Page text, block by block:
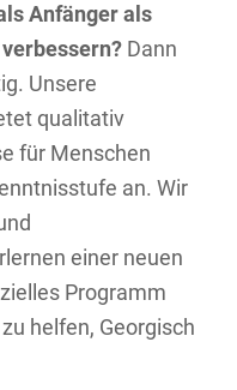
Anfänger als
Dann
Unsere
qualitativ
für Menschen
an. Wir
einer neuen
Programm
helfen, Georgisch